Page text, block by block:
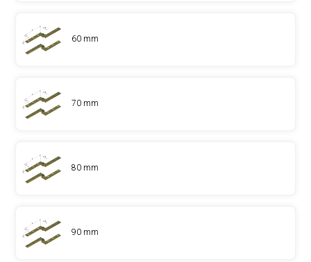
60 mm
70 mm
80 mm
90 mm